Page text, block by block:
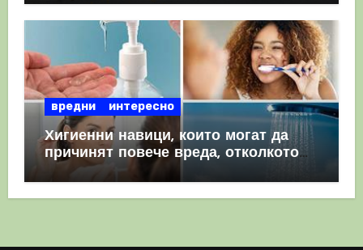
вредни интересно
Хигиенни навици, които могат да
причинят повече вреда, отколкото
полза